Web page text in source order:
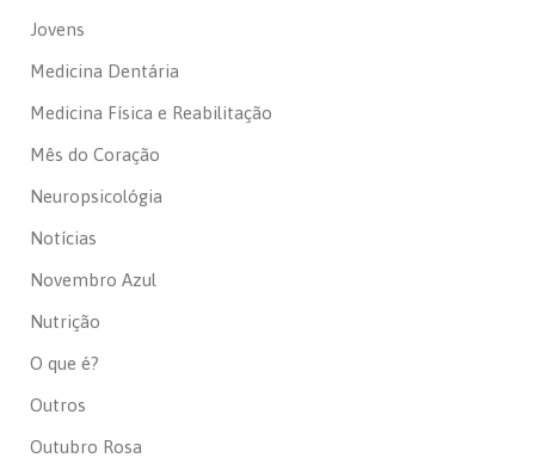
Jovens
Medicina Dentária
Medicina Física e Reabilitação
Mês do Coração
Neuropsicológia
Notícias
Novembro Azul
Nutrição
O que é?
Outros
Outubro Rosa